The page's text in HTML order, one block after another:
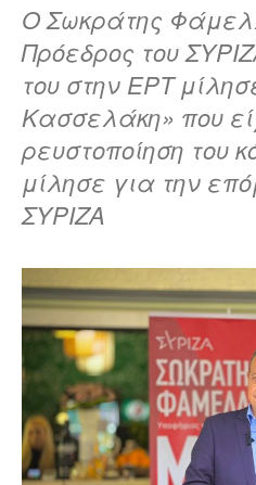
Ο Σωκράτης
Πρόεδρος του
του στην ΕΡΤ
Κασσελάκη» που
ρευστοποίηση του
μίλησε για την
ΣΥΡΙΖΑ